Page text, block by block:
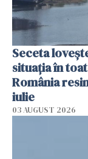
Seceta
situația în
România
iulie
03 AUGUST 2026